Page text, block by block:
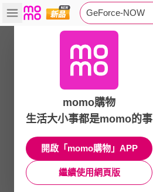
GeForce-NOW
momo購物
生活大小事都是momo的事
開啟「momo購物」APP
繼續使用網頁版